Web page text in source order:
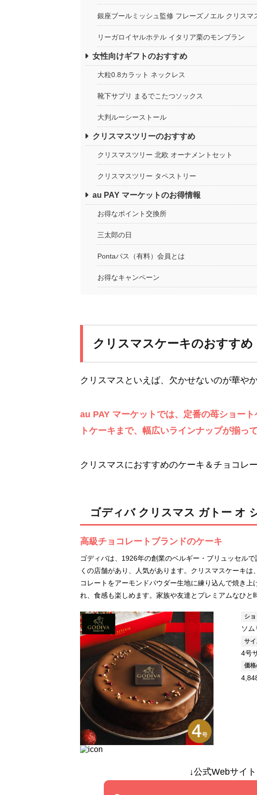
銀座ブールミッシュ監修 フレーズノエル クリスマ
リーガロイヤルホテル イタリア栗のモンブラン
女性向けギフトのおすすめ
大粒0.8カラット ネックレス
靴下サプリ まるでこたつソックス
大判ルーシーストール
クリスマスツリーのおすすめ
クリスマスツリー 北欧 オーナメントセット
クリスマスツリー タペストリー
au PAY マーケットのお得情報
お得なポイント交換所
三太郎の日
Pontaパス（有料）会員とは
お得なキャンペーン
クリスマスケーキのおすすめ
クリスマスといえば、欠かせないのが華や
au PAY マーケットでは、定番の苺ショー
トケーキまで、幅広いラインナップが揃って
クリスマスにおすすめのケーキ＆チョコレ
ゴディバ クリスマス ガトー オ
高級チョコレートブランドのケーキ
ゴディバは、1926年の創業のベルギー・ブリュッセル
くの店舗があり、人気があります。クリスマスケーキ
コレートをアーモンドパウダー生地に練り込んで焼き
れ、食感も楽しめます。家族や友達とプレミアムなひと
シ
ソム
サ
4号
価
↓公式Webサイ